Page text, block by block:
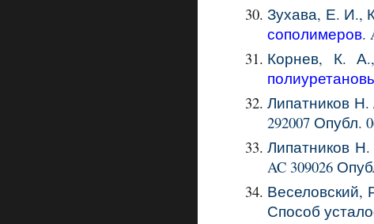
Зухава, Е. И.,
сополимеров.
Корнев, К.
Липатников Н.
292007 Опубл.
Липатников Н.
AC 309026
Веселовский,
Способ